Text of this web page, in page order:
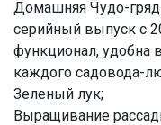
Домашняя Чудо-
серийный выпуск с
функционал, удобна
каждого садовода-
Зеленый лук;
Выращивание